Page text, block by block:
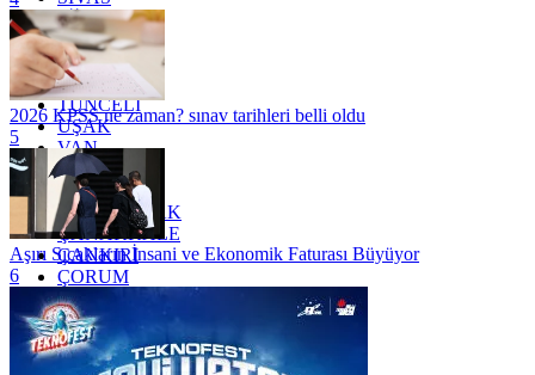
SİİRT
TEKİRDAĞ
TOKAT
TRABZON
TUNCELİ
UŞAK
VAN
YALOVA
YOZGAT
ZONGULDAK
ÇANAKKALE
ÇANKIRI
ÇORUM
İSTANBUL
İZMİR
ŞANLIURFA
ŞIRNAK
2026 KPSS ne zaman? sınav tarihleri belli oldu
5
Aşırı Sıcakların İnsani ve Ekonomik Faturası Büyüyor
6